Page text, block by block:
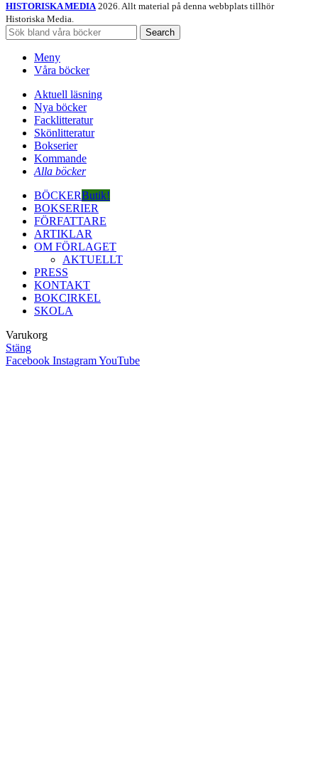
HISTORISKA MEDIA2026. Allt material på denna webbplats tillhör
Historiska Media.
Search
Meny
Våra böcker
Aktuell läsning
Nya böcker
Facklitteratur
Skönlitteratur
Bokserier
Kommande
Alla böcker
BÖCKERButik!
BOKSERIER
FÖRFATTARE
ARTIKLAR
OM FÖRLAGET
AKTUELLT
PRESS
KONTAKT
BOKCIRKEL
SKOLA
Varukorg
Stäng
Facebook InstagramYouTube